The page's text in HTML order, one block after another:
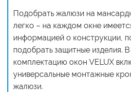
Подобрать жалюзи на
легко – на каждом окне
информацией о конструкции,
подобрать защитные изделия.
комплектацию окон VELUX
универсальные монтажные
жалюзи.